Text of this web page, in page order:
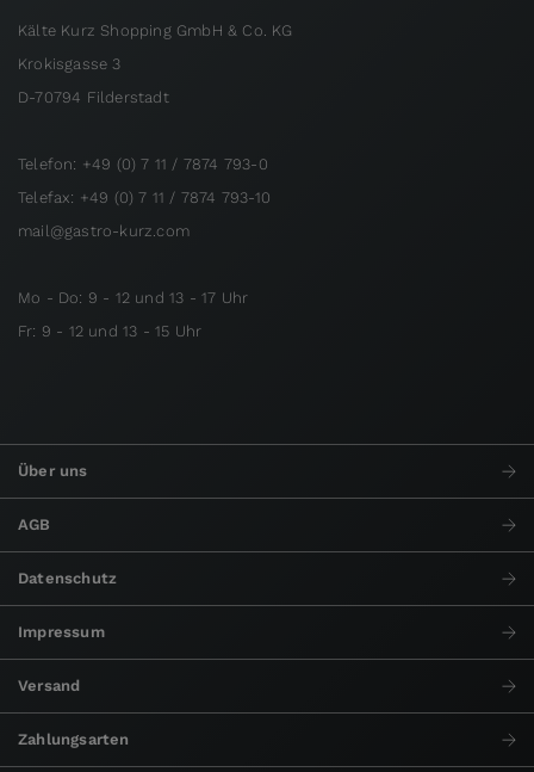
Kälte Kurz Shopping GmbH & Co. KG
Krokisgasse 3
D-70794 Filderstadt
Telefon: +49 (0) 7 11 / 7874 793-0
Telefax: +49 (0) 7 11 / 7874 793-10
mail@gastro-kurz.com
Mo - Do: 9 - 12 und 13 - 17 Uhr
Fr: 9 - 12 und 13 - 15 Uhr
Über uns
AGB
Datenschutz
Impressum
Versand
Zahlungsarten